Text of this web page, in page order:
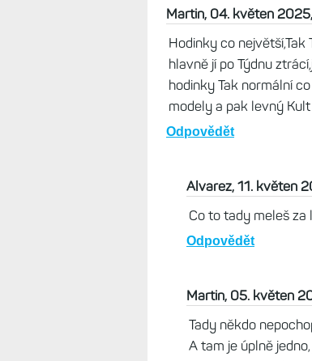
Pepa, 05. květen
Jo, to jsou
tlustý, tak už jsou
Martin, 04. květen
Hodinky co
hodinky Tak normální
modely a pak levný
Odpovědět